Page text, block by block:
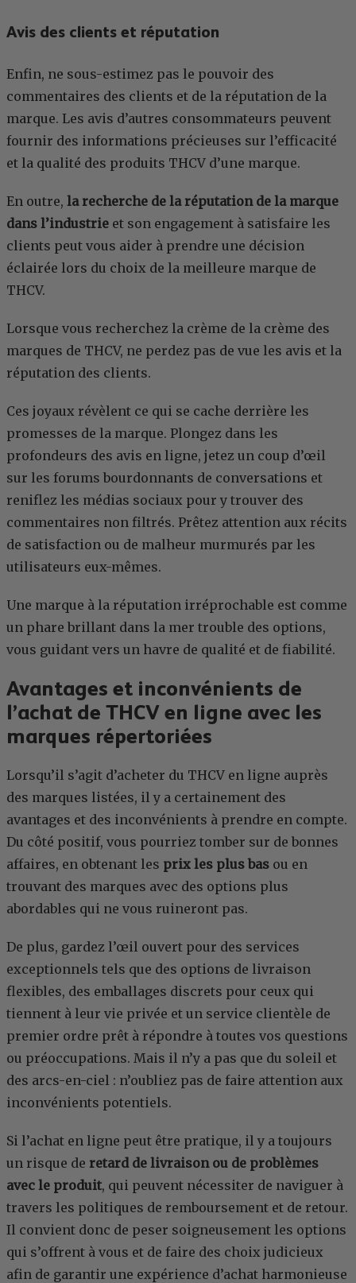
Avis des clients et réputation
Enfin, ne sous-estimez pas le pouvoir des
commentaires des clients et de la réputation de la
marque. Les avis d’autres consommateurs peuvent
fournir des informations précieuses sur l’efficacité
et la qualité des produits THCV d’une marque.
En outre, la recherche de la réputation de la marque
dans l’industrie et son engagement à satisfaire les
clients peut vous aider à prendre une décision
éclairée lors du choix de la meilleure marque de
THCV.
Lorsque vous recherchez la crème de la crème des
marques de THCV, ne perdez pas de vue les avis et la
réputation des clients.
Ces joyaux révèlent ce qui se cache derrière les
promesses de la marque. Plongez dans les
profondeurs des avis en ligne, jetez un coup d’œil
sur les forums bourdonnants de conversations et
reniflez les médias sociaux pour y trouver des
commentaires non filtrés. Prêtez attention aux récits
de satisfaction ou de malheur murmurés par les
utilisateurs eux-mêmes.
Une marque à la réputation irréprochable est comme
un phare brillant dans la mer trouble des options,
vous guidant vers un havre de qualité et de fiabilité.
Avantages et inconvénients de
l’achat de THCV en ligne avec les
marques répertoriées
Lorsqu’il s’agit d’acheter du THCV en ligne auprès
des marques listées, il y a certainement des
avantages et des inconvénients à prendre en compte.
Du côté positif, vous pourriez tomber sur de bonnes
affaires, en obtenant les prix les plus bas ou en
trouvant des marques avec des options plus
abordables qui ne vous ruineront pas.
De plus, gardez l’œil ouvert pour des services
exceptionnels tels que des options de livraison
flexibles, des emballages discrets pour ceux qui
tiennent à leur vie privée et un service clientèle de
premier ordre prêt à répondre à toutes vos questions
ou préoccupations. Mais il n’y a pas que du soleil et
des arcs-en-ciel : n’oubliez pas de faire attention aux
inconvénients potentiels.
Si l’achat en ligne peut être pratique, il y a toujours
un risque de retard de livraison ou de problèmes
avec le produit, qui peuvent nécessiter de naviguer à
travers les politiques de remboursement et de retour.
Il convient donc de peser soigneusement les options
qui s’offrent à vous et de faire des choix judicieux
afin de garantir une expérience d’achat harmonieuse